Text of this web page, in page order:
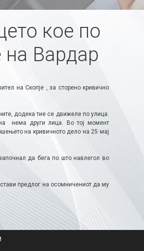
кое по
на Вардар
на Скопје , за сторено кривично
додека тие се движеле по улица.
нема други лица. Во тој момент
на кривичното дело на 25 мај
да бега по што навлегол во
предлог на осомничениот да му